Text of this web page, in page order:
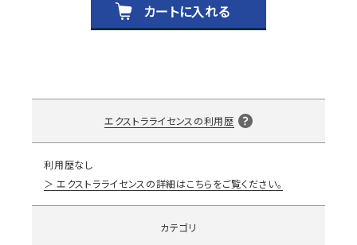
カートに入れる
エクストラライセンスの利用歴
利用歴なし
エクストラライセンスの詳細はこちらをご覧ください。
カテゴリ